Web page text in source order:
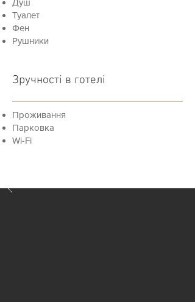
Душ
Туалет
Фен
Рушники
Зручності в готелі
Проживання
Парковка
Wi-Fi